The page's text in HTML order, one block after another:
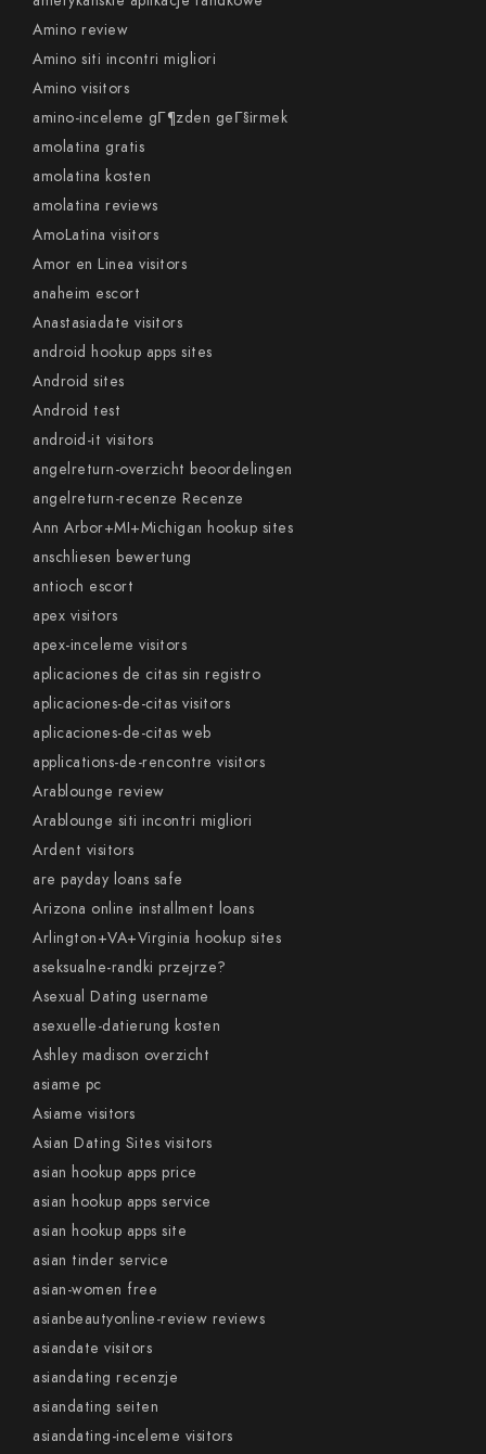
Amino review
Amino siti incontri migliori
Amino visitors
amino-inceleme gГ¶zden geГ§irmek
amolatina gratis
amolatina kosten
amolatina reviews
AmoLatina visitors
Amor en Linea visitors
anaheim escort
Anastasiadate visitors
android hookup apps sites
Android sites
Android test
android-it visitors
angelreturn-overzicht beoordelingen
angelreturn-recenze Recenze
Ann Arbor+MI+Michigan hookup sites
anschliesen bewertung
antioch escort
apex visitors
apex-inceleme visitors
aplicaciones de citas sin registro
aplicaciones-de-citas visitors
aplicaciones-de-citas web
applications-de-rencontre visitors
Arablounge review
Arablounge siti incontri migliori
Ardent visitors
are payday loans safe
Arizona online installment loans
Arlington+VA+Virginia hookup sites
aseksualne-randki przejrze?
Asexual Dating username
asexuelle-datierung kosten
Ashley madison overzicht
asiame pc
Asiame visitors
Asian Dating Sites visitors
asian hookup apps price
asian hookup apps service
asian hookup apps site
asian tinder service
asian-women free
asianbeautyonline-review reviews
asiandate visitors
asiandating recenzje
asiandating seiten
asiandating-inceleme visitors